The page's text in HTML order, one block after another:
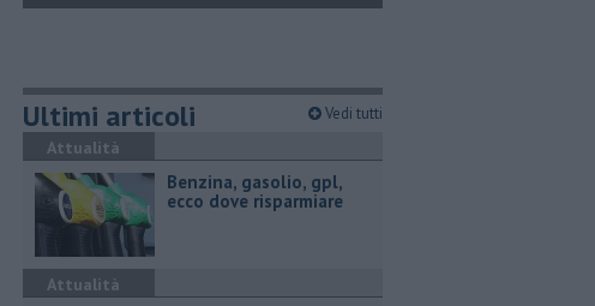
Ultimi articoli Vedi tutti
Attualità
​Benzina, gasolio, gpl,
ecco dove risparmiare
Attualità